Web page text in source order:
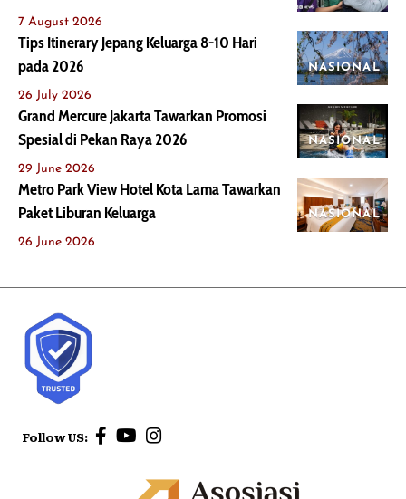
7 August 2026
NASIONAL
Tips Itinerary Jepang Keluarga 8-10 Hari
pada 2026
26 July 2026
NASIONAL
Grand Mercure Jakarta Tawarkan Promosi
Spesial di Pekan Raya 2026
29 June 2026
NASIONAL
Metro Park View Hotel Kota Lama Tawarkan
Paket Liburan Keluarga
26 June 2026
Follow US: